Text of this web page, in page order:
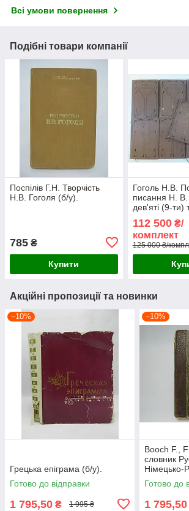
Всі умови повернення
Подібні товари компанії
Поспілів Г.Н. Творчість
Н.В. Гоголя (б/у).
785 ₴
Купити
Гоголь Н.В.
писання Н. В.
дев'яті (9-ти)
112 500₴/
комплект
125 000 ₴/
Акційні пропозиції та новинки
–10%
Грецька епіграма (б/у).
Готово до відправки
1 795,50 ₴ 1 995 ₴
–10%
Booch F.,
словник
Німецько-
Готово до
1 795,50